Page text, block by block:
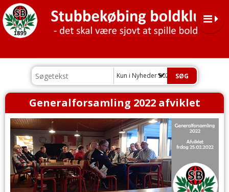
Kun i Nyheder 2022
Generalforsamling 2022 afviklet